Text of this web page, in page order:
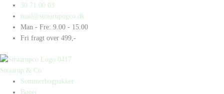
indholdet
30 71 00 03
mail@straarupogco.dk
Man - Fre: 9.00 - 15.00
Fri fragt over 499,-
Straarup & Co
Sommerbogpakker
Bøger
Products
search
Products
search